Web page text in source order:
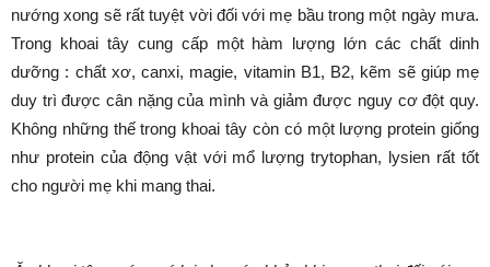
nướng xong sẽ rất tuyệt vời đối với mẹ bầu trong một ngày mưa.
Trong khoai tây cung cấp một hàm lượng lớn các chất dinh
dưỡng : chất xơ, canxi, magie, vitamin B1, B2, kẽm sẽ giúp mẹ
duy trì được cân nặng của mình và giảm được nguy cơ đột quy.
Không những thế trong khoai tây còn có một lượng protein giống
như protein của động vật với mổ lượng trytophan, lysien rất tốt
cho người mẹ khi mang thai.